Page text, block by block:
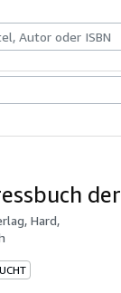
Hard,